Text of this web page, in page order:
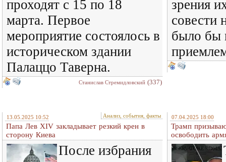
проходят с 15 по 18
марта. Первое
мероприятие состоялось в
историческом здании
Палаццо Таверна.
Станислав Стремидловский (337)
зрения
совести
было бы
13.05.2025 10:52 Анализ, события, факты
Папа Лев XIV закладывает резкий крен в
сторону Киева
После избрания
07.04.2025 18:00
Трамп
освободить